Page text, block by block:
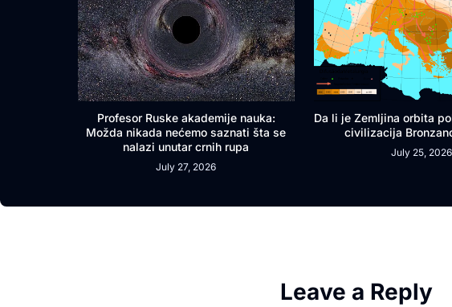
Profesor Ruske akademije nauka:
Možda nikada nećemo saznati šta se
nalazi unutar crnih rupa
July 27, 2026
Da li je Zemljina orbita
civilizacija
July 25, 2026
Leave a Reply